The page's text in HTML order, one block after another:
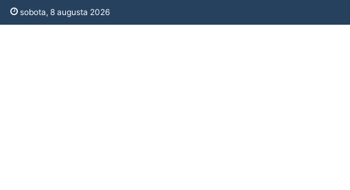
sobota, 8 augusta 2026